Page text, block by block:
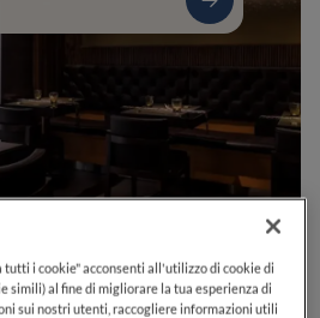
tutti i cookie" acconsenti all'utilizzo di cookie di
simili) al fine di migliorare la tua esperienza di
sui nostri utenti, raccogliere informazioni utili